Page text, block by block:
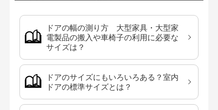
ドアの幅の測り方 大型家具・大型家
電製品の搬入や車椅子の利用に必要な
サイズは？
ドアのサイズにもいろいろある？室内
ドアの標準サイズとは？